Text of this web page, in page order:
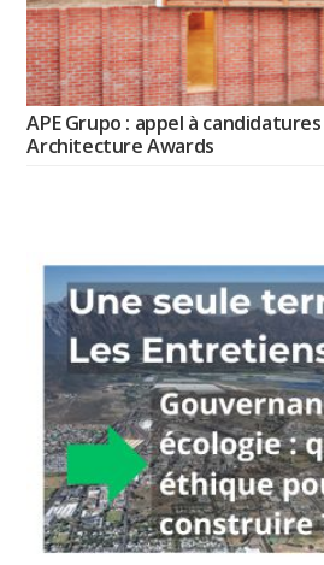
APE Grupo : appel à
Architecture Awards